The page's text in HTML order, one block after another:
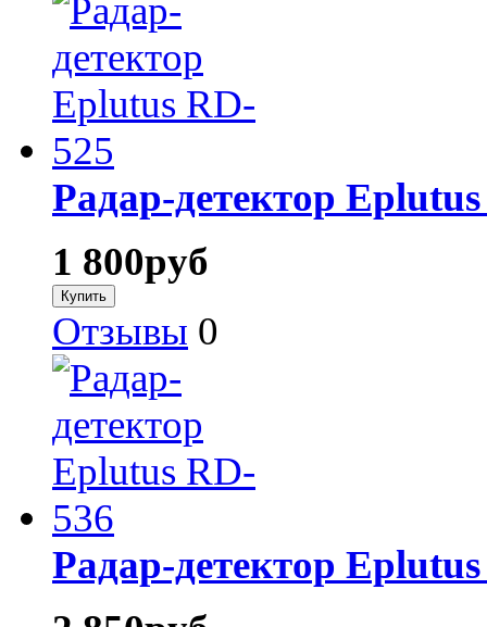
Радар-детектор
1 800руб
Отзывы 0
Радар-детектор